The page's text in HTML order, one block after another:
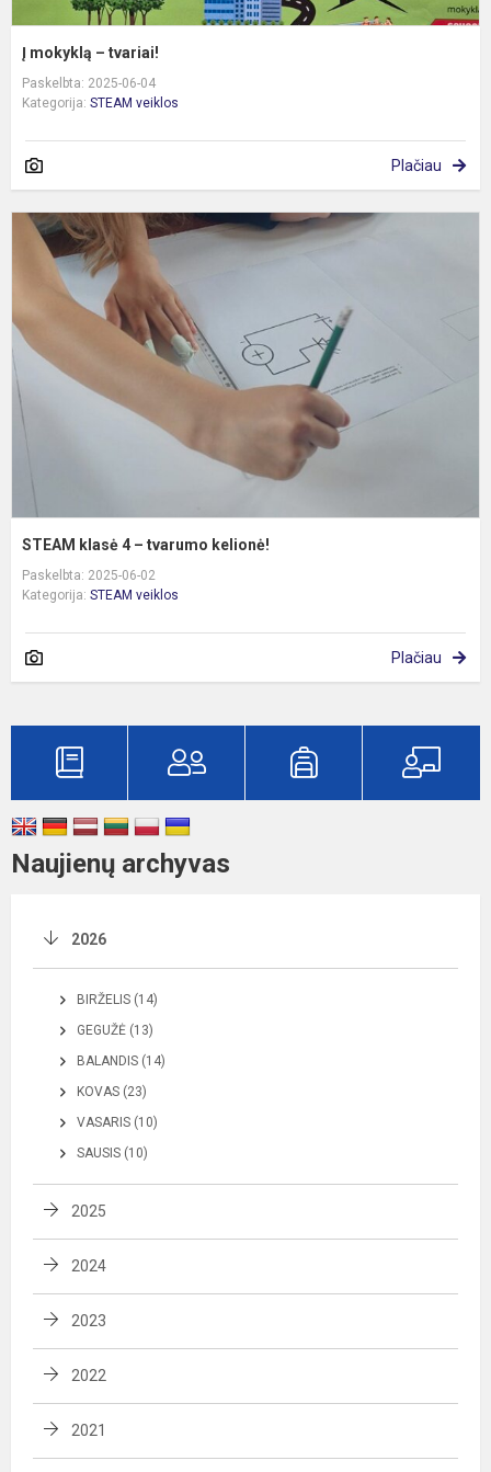
Į mokyklą – tvariai!
Paskelbta: 2025-06-04
Kategorija: STEAM veiklos
Plačiau
STEAM klasė 4 – tvarumo kelionė!
Paskelbta: 2025-06-02
Kategorija: STEAM veiklos
Plačiau
Naujienų archyvas
2026
BIRŽELIS (14)
GEGUŽĖ (13)
BALANDIS (14)
KOVAS (23)
VASARIS (10)
SAUSIS (10)
2025
2024
2023
2022
2021